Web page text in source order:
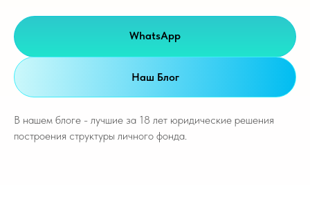
WhatsApp
Наш Блог
В нашем блоге - лучшие за 18 лет юридические решения
построения структуры личного фонда.